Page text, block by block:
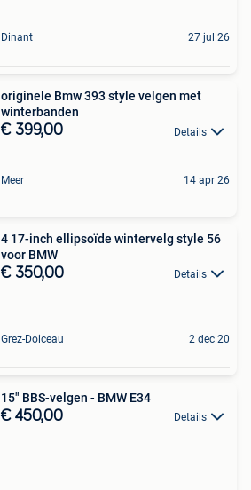
Dinant 27 jul 26
originele Bmw 393 style velgen met
winterbanden
€ 399,00 Details
Meer 14 apr 26
4 17-inch ellipsoïde wintervelg style 56
voor BMW
€ 350,00 Details
Grez-Doiceau 2 dec 20
15" BBS-velgen - BMW E34
€ 450,00 Details